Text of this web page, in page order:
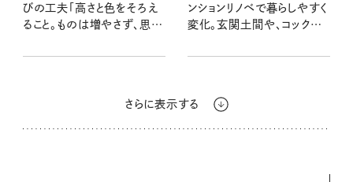
びの工夫「高さと色をそろえ
ること。ものは増やさず、思い
なおうち訪問 acoさん宅後
ンションリノベで暮らしやすく
変化。玄関土間や、コックピッ
使い勝手のよさもお気に入
さらに表示する